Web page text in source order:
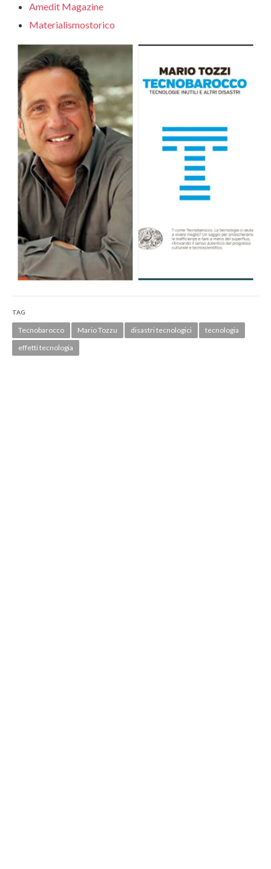
Amedit Magazine
Materialismostorico
TAG
Tecnobarocco Mario Tozzu disastri tecnologici
tecnologia
effetti tecnologia